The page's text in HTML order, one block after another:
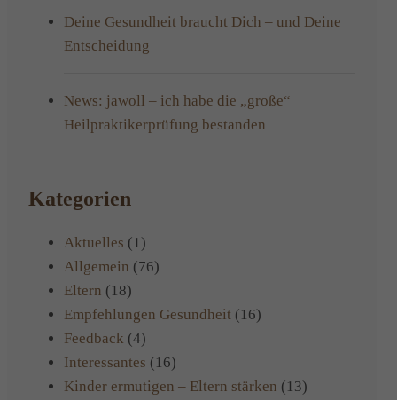
Deine Gesundheit braucht Dich – und Deine
Entscheidung
News: jawoll – ich habe die „große“
Heilpraktikerprüfung bestanden
Kategorien
Aktuelles (1)
Allgemein (76)
Eltern (18)
Empfehlungen Gesundheit (16)
Feedback (4)
Interessantes (16)
Kinder ermutigen – Eltern stärken (13)